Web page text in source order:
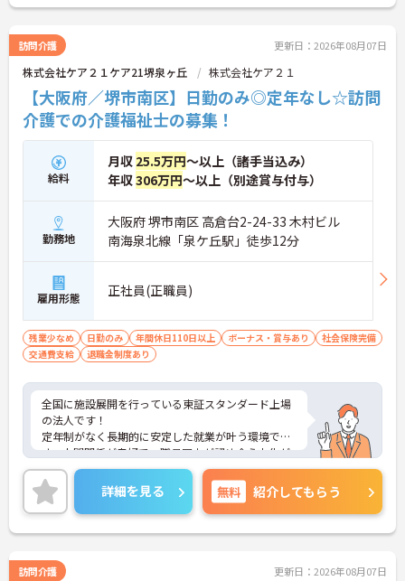
訪問介護 更新日：2026年08月07日
株式会社ケア２１ケア21堺泉ヶ丘 株式会社ケア２１
【大阪府／堺市南区】日勤のみ◎定年なし☆訪問
介護での介護福祉士の募集！
給料
月収 25.5万円～以上（諸手当込み）
年収306万円～以上（別途賞与付与）
勤務地
大阪府 堺市南区 高倉台2-24-33 木村ビル
南海泉北線「泉ケ丘駅」徒歩12分
雇用形態 正社員(正職員)
残業少なめ 日勤のみ 年間休日110日以上 ボーナス・賞与あり
社会保険完備
交通費支給
退職金制度あり
全国に施設展開を行っている東証スタンダード上場
の法人です！
定年制がなく長期的に安定した就業が叶う環境で
す。人間関係が良好で、職員同士が認め合う文化が
根付いています。
ご興味のある方には、面接対策ポイントなど、さら
に詳細をご案内しますのでお気軽にご相談くださ
い！
詳細を見る 無料 紹介してもらう
訪問介護 更新日：2026年08月07日